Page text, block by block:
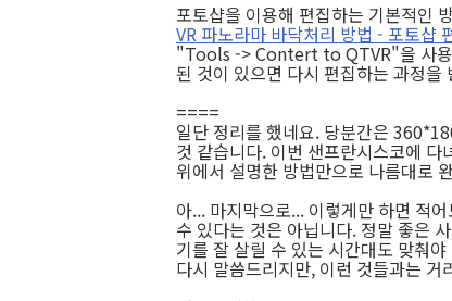
포토샵을 이용해 편집하는 기본적인
VR 파노라마 바닥처리 방법 - 포토샵
"Tools -> Contert to QTVR"을 사
된 것이 있으면 다시 편집하는 과정을
====
일단 정리를 했네요. 당분간은
것 같습니다. 이번 샌프란시스코에
위에서 설명한 방법만으로 나름대로
아... 마지막으로... 이렇게만 하면 적
수 있다는 것은 아닙니다. 정말 좋은
기를 잘 살릴 수 있는 시간대도 맞춰
다시 말씀드리지만, 이런 것들과는